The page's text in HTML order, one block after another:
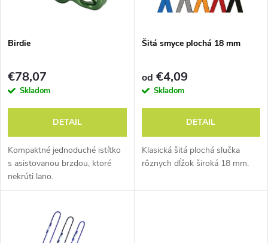
e
p
r
o
d
s
p
r
d
u
Birdie
€78,07
Skladom
DETAIL
Kompaktné jednoduché istítko
s asistovanou brzdou, ktoré
nekrúti lano.
Šitá smyce plochá 18 mm
od €4,09
Skladom
DETAIL
Klasická šitá plochá slučka
rôznych dĺžok široká 18 mm.